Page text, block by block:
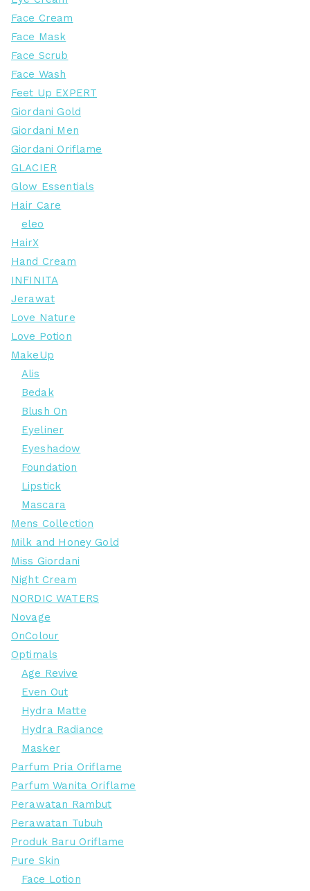
Face Cream
Face Mask
Face Scrub
Face Wash
Feet Up EXPERT
Giordani Gold
Giordani Men
Giordani Oriflame
GLACIER
Glow Essentials
Hair Care
eleo
HairX
Hand Cream
INFINITA
Jerawat
Love Nature
Love Potion
MakeUp
Alis
Bedak
Blush On
Eyeliner
Eyeshadow
Foundation
Lipstick
Mascara
Mens Collection
Milk and Honey Gold
Miss Giordani
Night Cream
NORDIC WATERS
Novage
OnColour
Optimals
Age Revive
Even Out
Hydra Matte
Hydra Radiance
Masker
Parfum Pria Oriflame
Parfum Wanita Oriflame
Perawatan Rambut
Perawatan Tubuh
Produk Baru Oriflame
Pure Skin
Face Lotion